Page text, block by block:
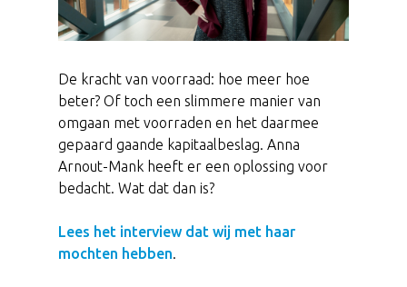
De kracht van voorraad: hoe meer hoe
beter? Of toch een slimmere manier van
omgaan met voorraden en het daarmee
gepaard gaande kapitaalbeslag. Anna
Arnout-Mank heeft er een oplossing voor
bedacht. Wat dat dan is?
Lees het interview dat wij met haar
mochten hebben.